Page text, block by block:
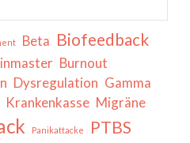
Beta Biofeedback
Burnout
Dysregulation Gamma
Krankenkasse Migräne
Panikattacke PTBS